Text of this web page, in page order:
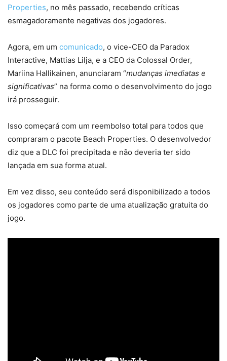
Properties, no mês passado, recebendo críticas
esmagadoramente negativas dos jogadores.
Agora, em um comunicado, o vice-CEO da Paradox
Interactive, Mattias Lilja, e a CEO da Colossal Order,
Mariina Hallikainen, anunciaram “mudanças imediatas e
significativas” na forma como o desenvolvimento do jogo
irá prosseguir.
Isso começará com um reembolso total para todos que
compraram o pacote Beach Properties. O desenvolvedor
diz que a DLC foi precipitada e não deveria ter sido
lançada em sua forma atual.
Em vez disso, seu conteúdo será disponibilizado a todos
os jogadores como parte de uma atualização gratuita do
jogo.